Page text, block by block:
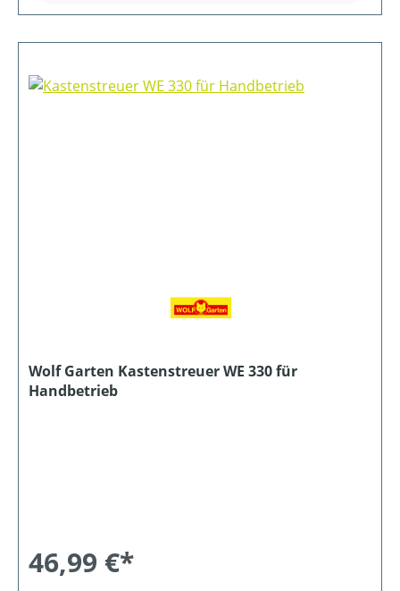
Wolf Garten Kastenstreuer WE 330 für
Handbetrieb
46,99 €*